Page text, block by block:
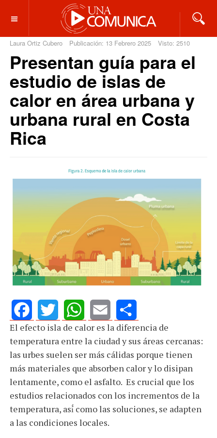
OFF CANVAS
Laura Ortiz Cubero Publicación: 13 Febrero 2025 Visto: 2510
Presentan guía para el
estudio de islas de
calor en área urbana y
urbana rural en Costa
Rica
FacebookTwitterWhatsAppEmail Share
El efecto isla de calor es la diferencia de
temperatura entre la ciudad y sus áreas cercanas:
las urbes suelen ser más cálidas porque tienen
más materiales que absorben calor y lo disipan
lentamente, como el asfalto. Es crucial que los
estudios relacionados con los incrementos de la
temperatura, así́ como las soluciones, se adapten
a las condiciones locales.